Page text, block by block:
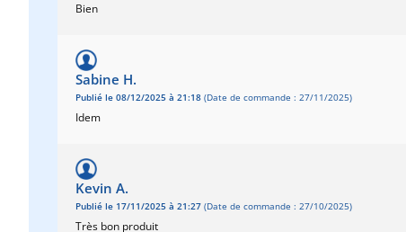
Bien
Sabine H.
Publié le 08/12/2025 à 21:18 (Date de commande : 27/11/2025)
Idem
Kevin A.
Publié le 17/11/2025 à 21:27 (Date de commande : 27/10/2025)
Très bon produit